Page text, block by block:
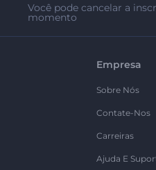
Você pode cancelar a
momento
Empresa
Sobre Nós
Contate-Nos
Carreiras
Ajuda E